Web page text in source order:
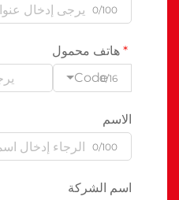
0/100
هاتف محمول
Code0/16
الاسم
0/100
اسم الشركة